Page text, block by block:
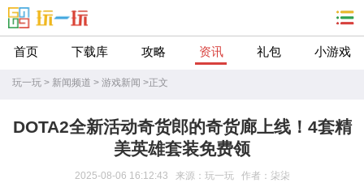
首页 下载库 攻略 资讯 礼包 小游戏
玩一玩 > 新闻频道 > 游戏新闻 >正文
DOTA2全新活动奇货郎的奇货廊上线！4套精
美英雄套装免费领
2025-08-06 16:12:43 来源：玩一玩 作者：柒柒